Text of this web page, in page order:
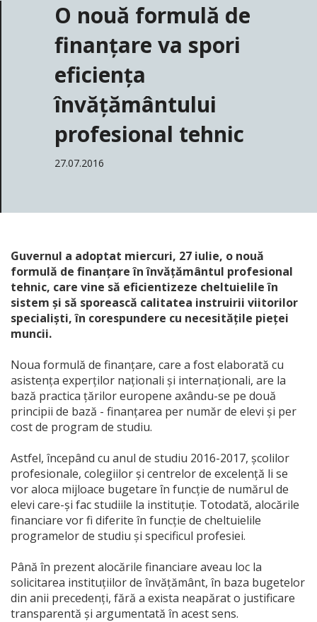
O nouă formulă de
finanțare va spori
eficiența
învățământului
profesional tehnic
27.07.2016
Guvernul a adoptat miercuri, 27 iulie, o nouă
formulă de finanțare în învățământul profesional
tehnic, care vine să eficientizeze cheltuielile în
sistem și să sporească calitatea instruirii viitorilor
specialiști, în corespundere cu necesitățile pieței
muncii.
Noua formulă de finanțare, care a fost elaborată cu
asistența experților naționali și internaționali, are la
bază practica țărilor europene axându-se pe două
principii de bază - finanțarea per număr de elevi și per
cost de program de studiu.
Astfel, începând cu anul de studiu 2016-2017, școlilor
profesionale, colegiilor și centrelor de excelență li se
vor aloca mijloace bugetare în funcție de numărul de
elevi care-și fac studiile la instituție. Totodată, alocările
financiare vor fi diferite în funcție de cheltuielile
programelor de studiu și specificul profesiei.
Până în prezent alocările financiare aveau loc la
solicitarea instituțiilor de învățământ, în baza bugetelor
din anii precedenți, fără a exista neapărat o justificare
transparentă și argumentată în acest sens.